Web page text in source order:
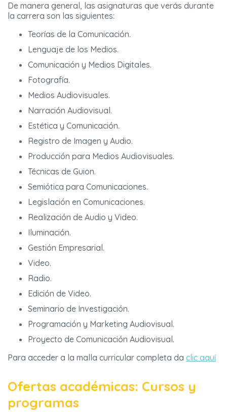
De manera general, las asignaturas que verás durante
la carrera son las siguientes:
Teorías de la Comunicación.
Lenguaje de los Medios.
Comunicación y Medios Digitales.
Fotografía.
Medios Audiovisuales.
Narración Audiovisual.
Estética y Comunicación.
Registro de Imagen y Audio.
Producción para Medios Audiovisuales.
Técnicas de Guion.
Semiótica para Comunicaciones.
Legislación en Comunicaciones.
Realización de Audio y Video.
Iluminación.
Gestión Empresarial.
Video.
Radio.
Edición de Video.
Seminario de Investigación.
Programación y Marketing Audiovisual.
Proyecto de Comunicación Audiovisual.
Para acceder a la malla curricular completa da clic aquí
Ofertas académicas: Cursos y
programas